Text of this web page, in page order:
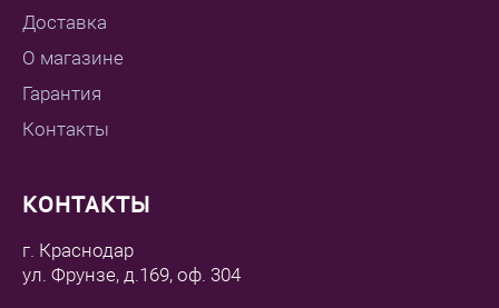
Доставка
О магазине
Гарантия
Контакты
КОНТАКТЫ
г. Краснодар
ул. Фрунзе, д.169, оф. 304